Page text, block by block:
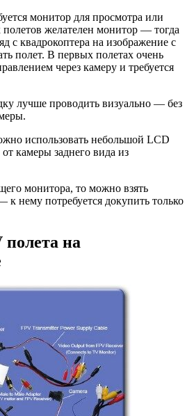
монитор для просмотра или
желателен монитор — тогда
с квадрокоптера на изображение с
полет. В первых полетах очень
через камеру и требуется
лучше проводить визуально — без
использовать небольшой LCD
камеры заднего вида из
монитора, то можно взять
нему потребуется докупить только
на